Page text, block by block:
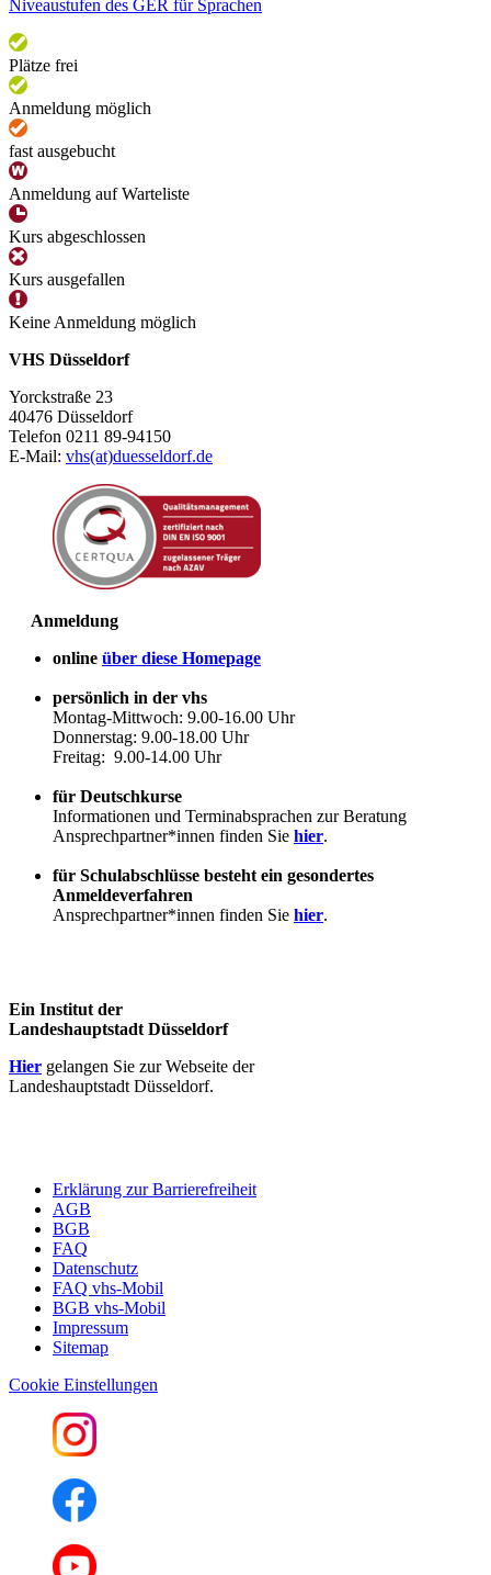
Niveaustufen des GER für Sprachen
Plätze frei
Anmeldung möglich
fast ausgebucht
Anmeldung auf Warteliste
Kurs abgeschlossen
Kurs ausgefallen
Keine Anmeldung möglich
VHS Düsseldorf
Yorckstraße 23
40476 Düsseldorf
Telefon 0211 89-94150
E-Mail: vhs(at)duesseldorf.de
Anmeldung
online über diese Homepage
persönlich in der vhs
Montag-Mittwoch: 9.00-16.00 Uhr
Donnerstag: 9.00-18.00 Uhr
Freitag: 9.00-14.00 Uhr
für Deutschkurse
Informationen und Terminabsprachen zur Beratung
Ansprechpartner*innen finden Sie hier.
für Schulabschlüsse besteht ein gesondertes
Anmeldeverfahren
Ansprechpartner*innen finden Sie hier.
Ein Institut der
Landeshauptstadt Düsseldorf
Hier gelangen Sie zur Webseite der
Landeshauptstadt Düsseldorf.
Erklärung zur Barrierefreiheit
AGB
BGB
FAQ
Datenschutz
FAQ vhs-Mobil
BGB vhs-Mobil
Impressum
Sitemap
Cookie Einstellungen